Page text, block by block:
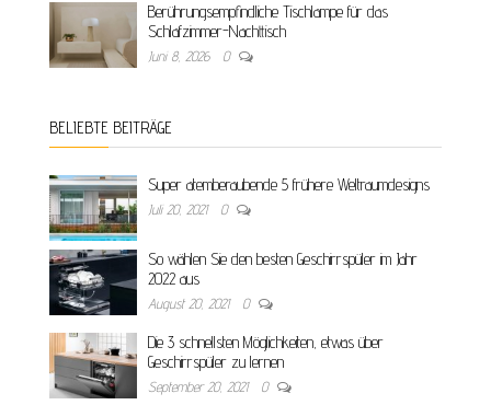
Berührungsempfindliche Tischlampe für das
Schlafzimmer-Nachttisch
Juni 8, 2026 0
BELIEBTE BEITRÄGE
Super atemberaubende 5 frühere Weltraumdesigns
Juli 20, 2021 0
So wählen Sie den besten Geschirrspüler im Jahr
2022 aus
August 20, 2021 0
Die 3 schnellsten Möglichkeiten, etwas über
Geschirrspüler zu lernen
September 20, 2021 0